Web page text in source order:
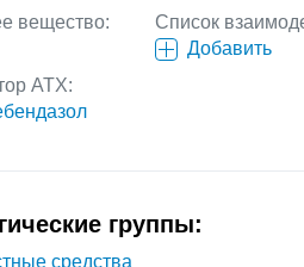
вещество:
Список
Добавить
АТХ:
группы:
средства